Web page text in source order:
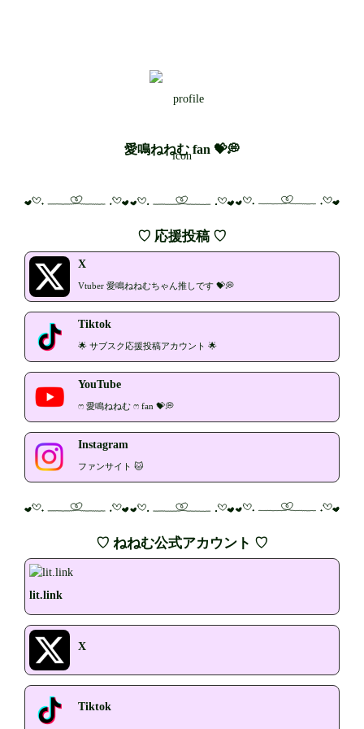
愛鳴ねねむ fan 💝💭
♡ 応援投稿 ♡
X
Vtuber 愛鳴ねねむちゃん推しです 💝💭
Tiktok
🌟 サブスク応援投稿アカウント 🌟
YouTube
ෆ‪‪ 愛鳴ねねむ ෆ‪‪ fan 💝💭
Instagram
ファンサイト 🐱
♡ ねねむ公式アカウント ♡
lit.link
X
Tiktok